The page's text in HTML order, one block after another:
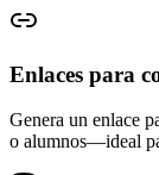
Enlaces para
Genera un enlace
o alumnos—ideal